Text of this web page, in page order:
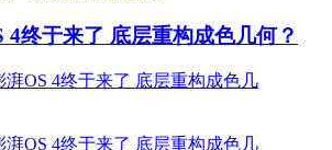
4终于来了 底层重构成色几何？